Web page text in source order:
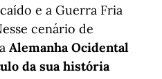
e a Guerra Fria
cenário de
Alemanha Ocidental
da sua história